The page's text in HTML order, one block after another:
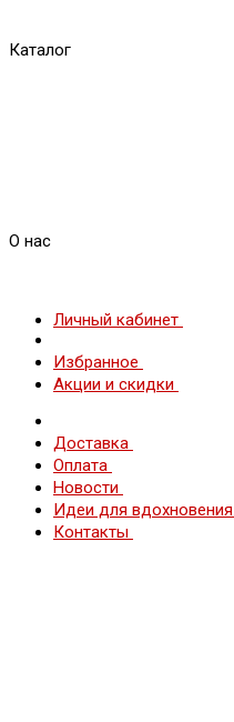
Каталог
О нас
Личный кабинет
Избранное
Акции и скидки
Доставка
Оплата
Новости
Идеи для вдохновения
Контакты